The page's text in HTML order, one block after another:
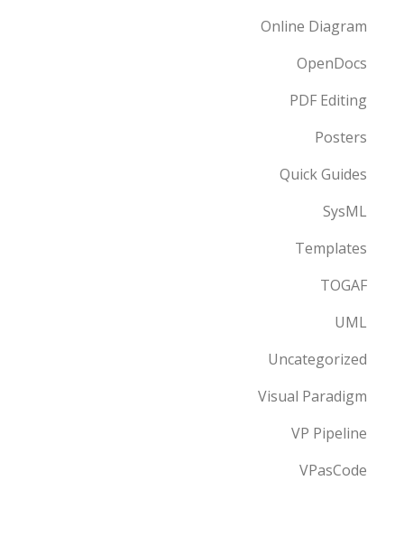
Online Diagram
OpenDocs
PDF Editing
Posters
Quick Guides
SysML
Templates
TOGAF
UML
Uncategorized
Visual Paradigm
VP Pipeline
VPasCode